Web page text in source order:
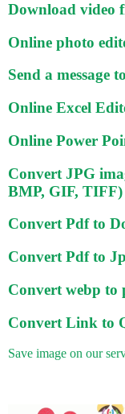
Download video
Online photo
Send a message
Online Excel
Online Power
Convert JPG
BMP, GIF, TIFF)
Convert Pdf to
Convert Pdf to
Convert webp to
Convert Link to
Save image on our